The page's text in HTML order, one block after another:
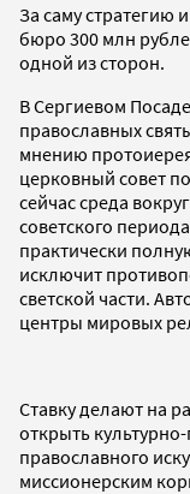
За саму стратегию
бюро 300 млн
одной из сторон.
В Сергиевом
православных
мнению
церковный совет
сейчас среда
советского
практически
исключит
светской части.
центры мировых
Ставку делают на
открыть
православного
миссионерским